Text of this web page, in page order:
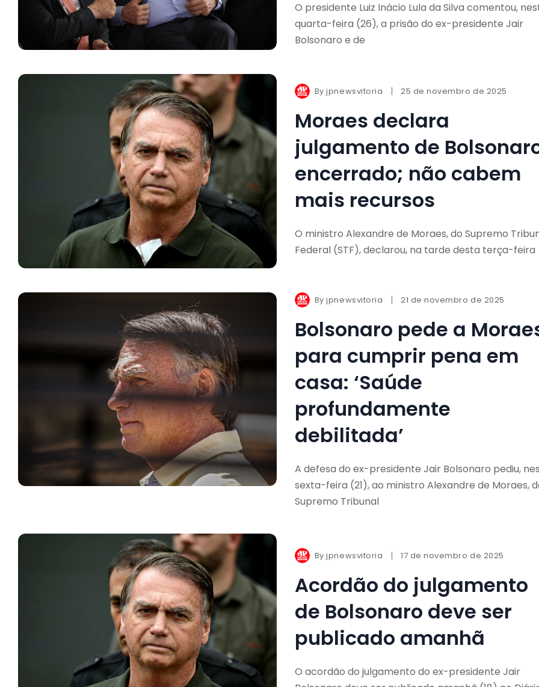
O presidente Luiz Inácio Lula da Silva comentou,
quarta-feira (26), a prisão do ex-presidente Jair
Bolsonaro e de
Byjpnewsvitoria 25 de novembro de 2025
Moraes declara
julgamento de
encerrado; não cabem
mais recursos
O ministro Alexandre de Moraes, do Supremo
Federal (STF), declarou, na tarde desta terça-feira
Byjpnewsvitoria 21 de novembro de 2025
Bolsonaro pede a
para cumprir pena em
casa: ‘Saúde
profundamente
debilitada’
A defesa do ex-presidente Jair Bolsonaro pediu,
sexta-feira (21), ao ministro Alexandre de Moraes,
Supremo Tribunal
Byjpnewsvitoria 17 de novembro de 2025
Acordão do julgamento
de Bolsonaro deve ser
publicado amanhã
O acordão do julgamento do ex-presidente Jair